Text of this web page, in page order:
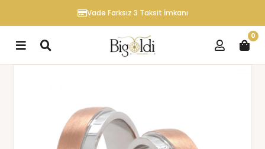
Vade Farksız 3 Taksit İmkanı
0